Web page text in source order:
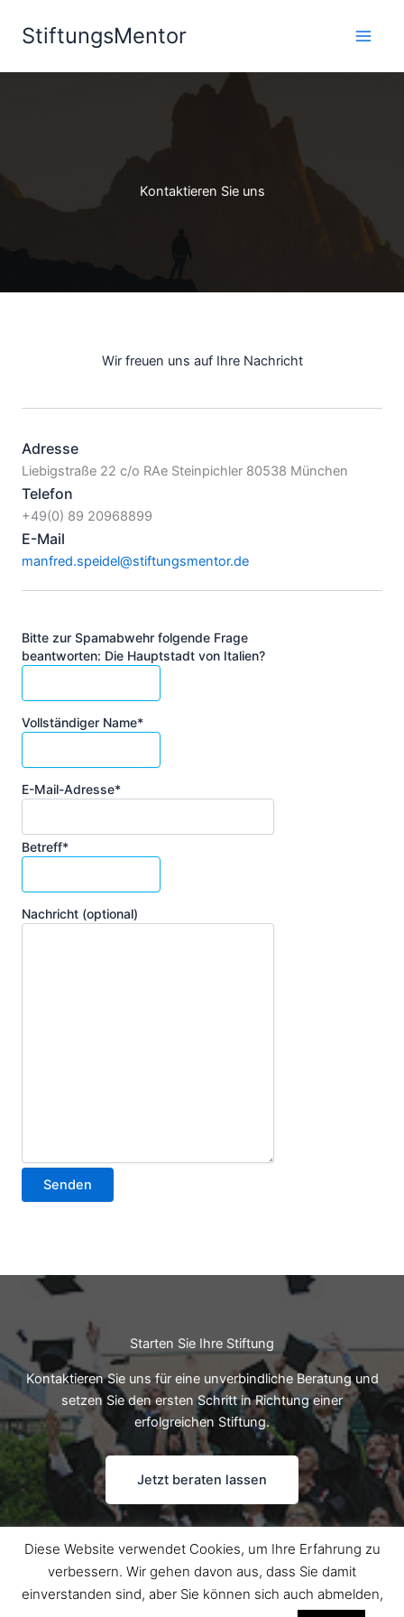
InhaltStiftungsMentor
Kontaktieren Sie uns
Wir freuen uns auf Ihre Nachricht
Adresse
Liebigstraße 22 c/o RAe Steinpichler 80538 München
Telefon
+49(0) 89 20968899
E-Mail
manfred.speidel@stiftungsmentor.de
Bitte zur Spamabwehr folgende Frage
beantworten: Die Hauptstadt von Italien?
Vollständiger Name*
E-Mail-Adresse*
Betreff*
Nachricht (optional)
Starten Sie Ihre Stiftung
Kontaktieren Sie uns für eine unverbindliche Beratung und
setzen Sie den ersten Schritt in Richtung einer
erfolgreichen Stiftung.
Jetzt beraten lassen
Copyright © 2026 StiftungsMentor | Präsentiert vonAstra-
Diese Website verwendet Cookies, um Ihre Erfahrung zu
verbessern. Wir gehen davon aus, dass Sie damit
einverstanden sind, aber Sie können sich auch abmelden,